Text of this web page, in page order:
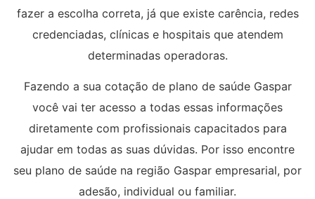
fazer a escolha correta, já que existe carência, redes
credenciadas, clínicas e hospitais que atendem
determinadas operadoras.
Fazendo a sua cotação de plano de saúde Gaspar
você vai ter acesso a todas essas informações
diretamente com profissionais capacitados para
ajudar em todas as suas dúvidas. Por isso encontre
seu plano de saúde na região Gaspar empresarial, por
adesão, individual ou familiar.